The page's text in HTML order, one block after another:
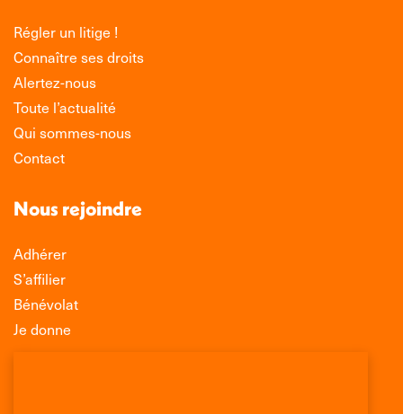
Régler un litige !
Connaître ses droits
Alertez-nous
Toute l’actualité
Qui sommes-nous
Contact
Nous rejoindre
Adhérer
S’affilier
Bénévolat
Je donne